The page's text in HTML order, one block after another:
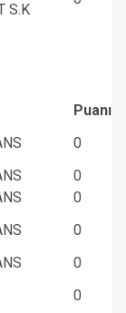
S.K
Puanı
0
0
0
0
0
0